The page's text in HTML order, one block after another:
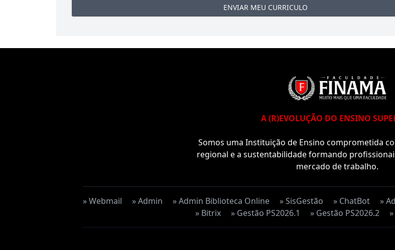
A (R)EVOLUÇÃO DO ENSINO
Somos uma Instituição de Ensino comprometida
regional e a sustentabilidade formando
mercado de trabalho.
» Webmail » Admin » Admin Biblioteca Online » SisGestão » ChatBot »
» Bitrix
» Gestão PS2026.1 » Gestão PS2026.2